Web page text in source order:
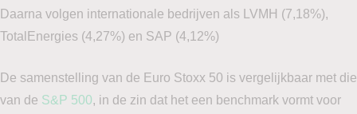
Daarna volgen internationale bedrijven als LVMH (7,18%),
TotalEnergies (4,27%) en SAP (4,12%)
De samenstelling van de Euro Stoxx 50 is vergelijkbaar met die
van de S&P 500, in de zin dat het een benchmark vormt voor